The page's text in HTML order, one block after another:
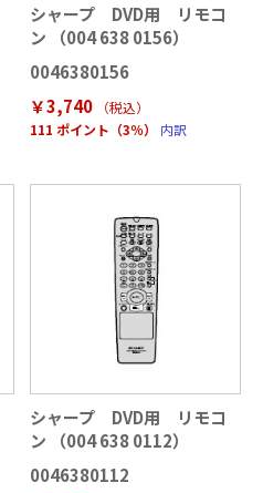
シャープ DVD用 リモコ
ン （004 638 0156）
0046380156
￥3,740
（税込）
111 ポイント（3％）
内訳
シャープ DVD用 リモコ
ン （004 638 0112）
0046380112